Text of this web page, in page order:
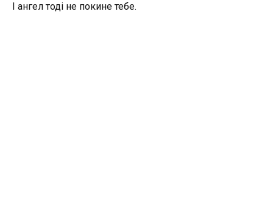
І ангел тоді не покине тебе.